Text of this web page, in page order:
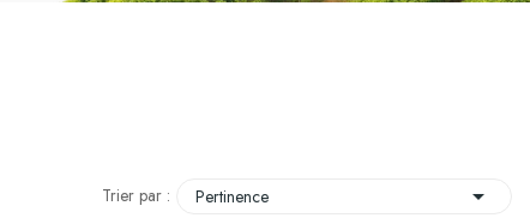
Trier par : Pertinence 